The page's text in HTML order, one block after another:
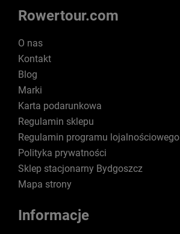
Rowertour.com
O nas
Kontakt
Blog
Marki
Karta podarunkowa
Regulamin sklepu
Regulamin programu lojalnościowego
Polityka prywatności
Sklep stacjonarny Bydgoszcz
Mapa strony
Informacje